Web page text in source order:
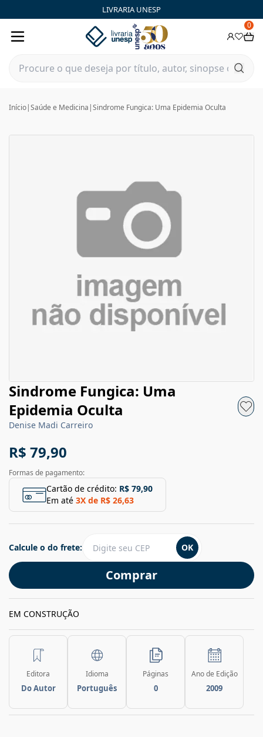
LIVRARIA UNESP
0
Início|Saúde e Medicina |Sindrome Fungica: Uma Epidemia Oculta
Sindrome Fungica: Uma
Epidemia Oculta
Denise Madi Carreiro
R$ 79,90
Formas de pagamento:
Cartão de crédito: R$ 79,90
Em até 3X de R$ 26,63
Comprar
Calcule o do frete: OK
EM CONSTRUÇÃO
Editora
Do Autor
Idioma
Português
Páginas
0
Ano de Edição
2009